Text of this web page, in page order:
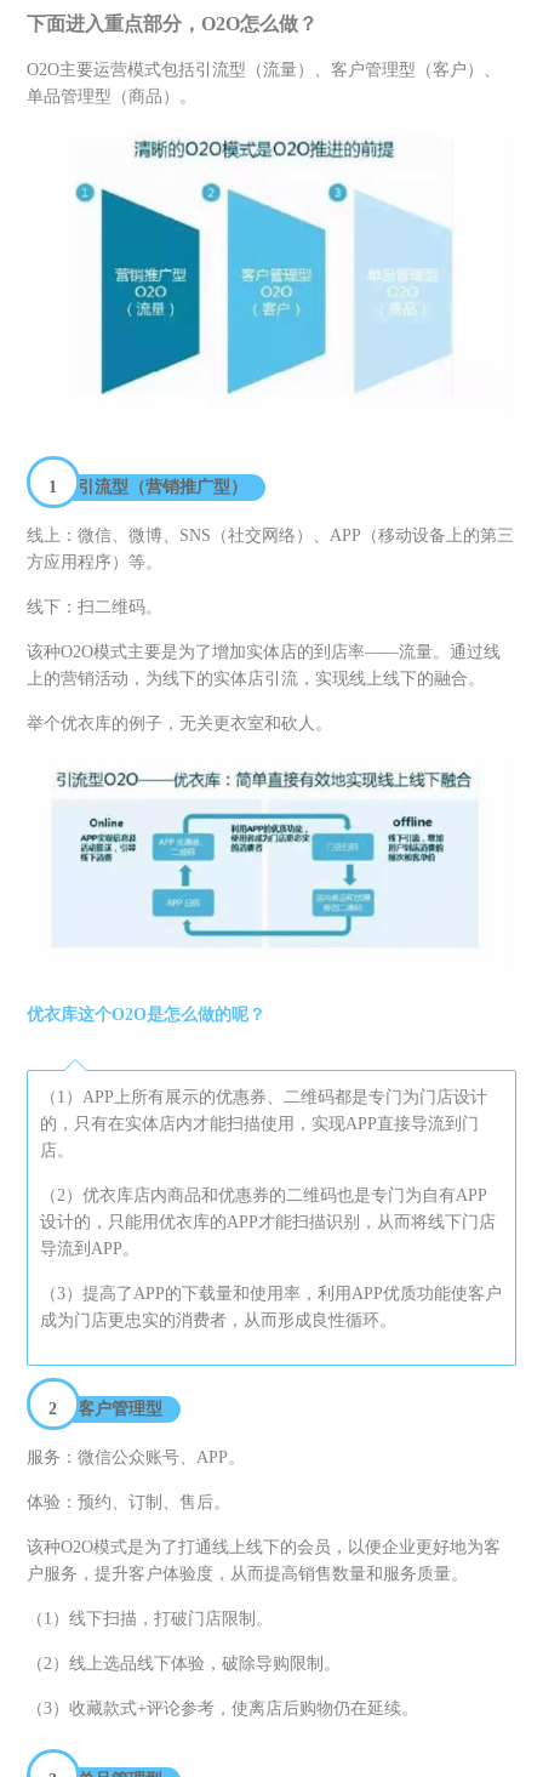
下面进入重点部分，O2O怎么做？
O2O主要运营模式包括引流型（流量）、客户管理型（客户）、
单品管理型（商品）。
1 引流型（营销推广型）
线上：微信、微博、SNS（社交网络）、APP（移动设备上的第三
方应用程序）等。
线下：扫二维码。
该种O2O模式主要是为了增加实体店的到店率——流量。通过线
上的营销活动，为线下的实体店引流，实现线上线下的融合。
举个优衣库的例子，无关更衣室和砍人。
优衣库这个O2O是怎么做的呢？
（1）APP上所有展示的优惠券、二维码都是专门为门店设计
的，只有在实体店内才能扫描使用，实现APP直接导流到门
店。
（2）优衣库店内商品和优惠券的二维码也是专门为自有APP
设计的，只能用优衣库的APP才能扫描识别，从而将线下门店
导流到APP。
（3）提高了APP的下载量和使用率，利用APP优质功能使客户
成为门店更忠实的消费者，从而形成良性循环。
2 客户管理型
服务：微信公众账号、APP。
体验：预约、订制、售后。
该种O2O模式是为了打通线上线下的会员，以便企业更好地为客
户服务，提升客户体验度，从而提高销售数量和服务质量。
（1）线下扫描，打破门店限制。
（2）线上选品线下体验，破除导购限制。
（3）收藏款式+评论参考，使离店后购物仍在延续。